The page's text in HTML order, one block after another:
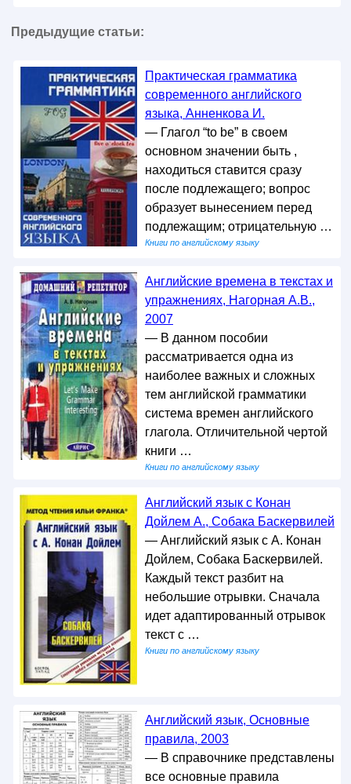
Предыдущие статьи:
Практическая грамматика
современного английского
языка, Анненкова И.
— Глагол “to be” в своем
основном значении быть ,
находиться ставится сразу
после подлежащего; вопрос
образует вынесением перед
подлежащим; отрицательную …
Книги по английскому языку
Английские времена в текстах и
упражнениях, Нагорная А.В.,
2007
— В данном пособии
рассматривается одна из
наиболее важных и сложных
тем английской грамматики
система времен английского
глагола. Отличительной чертой
книги …
Книги по английскому языку
Английский язык с Конан
Дойлем А., Собака Баскервилей
— Английский язык с А. Конан
Дойлем, Собака Баскервилей.
Каждый текст разбит на
небольшие отрывки. Сначала
идет адаптированный отрывок
текст с …
Книги по английскому языку
Английский язык, Основные
правила, 2003
— В справочнике представлены
все основные правила